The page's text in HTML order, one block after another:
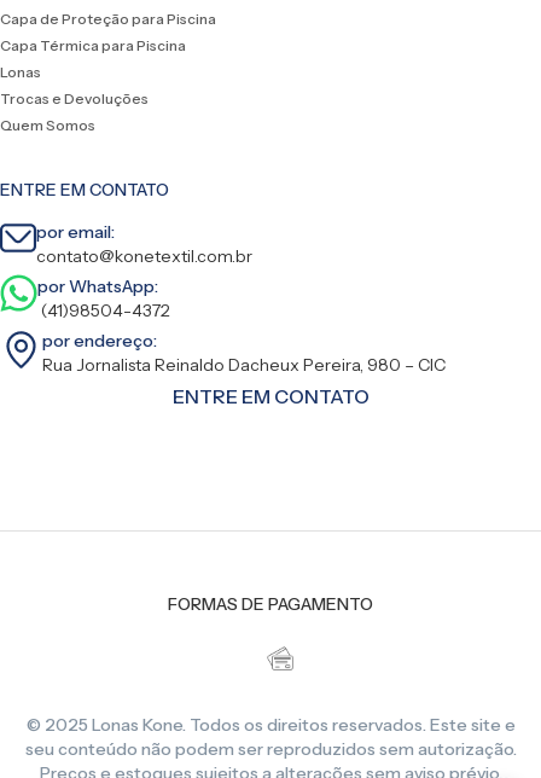
Capa de Proteção para Piscina
Capa Térmica para Piscina
Lonas
Trocas e Devoluções
Quem Somos
ENTRE EM CONTATO
por email:
contato@konetextil.com.br
por WhatsApp:
(41)98504-4372
por endereço:
Rua Jornalista Reinaldo Dacheux Pereira, 980 – CIC
ENTRE EM CONTATO
FORMAS DE PAGAMENTO
© 2025 Lonas Kone. Todos os direitos reservados. Este site e
seu conteúdo não podem ser reproduzidos sem autorização.
Preços e estoques sujeitos a alterações sem aviso prévio.